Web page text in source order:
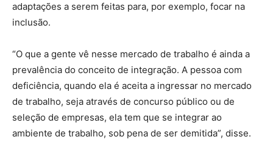
adaptações a serem feitas para, por exemplo, focar na
inclusão.
“O que a gente vê nesse mercado de trabalho é ainda a
prevalência do conceito de integração. A pessoa com
deficiência, quando ela é aceita a ingressar no mercado
de trabalho, seja através de concurso público ou de
seleção de empresas, ela tem que se integrar ao
ambiente de trabalho, sob pena de ser demitida”, disse.